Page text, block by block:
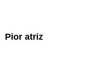
Pior atriz